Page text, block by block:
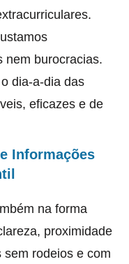
nem burocracias.
dia-a-dia das
eficazes e de
Informações
na forma
proximidade
rodeios e com